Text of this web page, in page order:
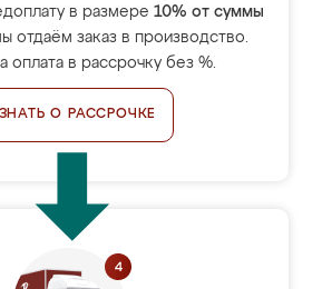
в размере 10% от суммы
отдаём заказ в производство.
оплата в рассрочку без %.
О РАССРОЧКЕ